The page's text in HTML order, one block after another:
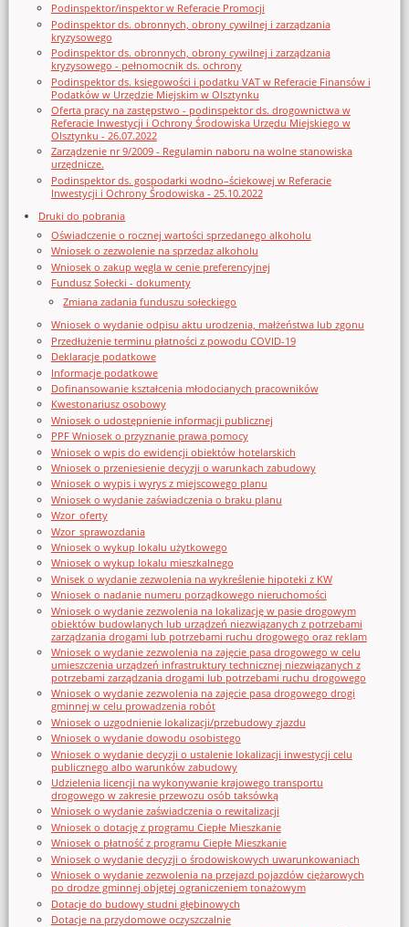
Podinspektor/inspektor w Referacie Promocji
Podinspektor ds. obronnych, obrony cywilnej i zarządzania
kryzysowego
Podinspektor ds. obronnych, obrony cywilnej i zarządzania
kryzysowego - pełnomocnik ds. ochrony
Podinspektor ds. księgowości i podatku VAT w Referacie Finansów i
Podatków w Urzędzie Miejskim w Olsztynku
Oferta pracy na zastępstwo - podinspektor ds. drogownictwa w
Referacie Inwestycji i Ochrony Środowiska Urzędu Miejskiego w
Olsztynku - 26.07.2022
Zarządzenie nr 9/2009 - Regulamin naboru na wolne stanowiska
urzędnicze.
Podinspektor ds. gospodarki wodno–ściekowej w Referacie
Inwestycji i Ochrony Środowiska - 25.10.2022
Druki do pobrania
Oświadczenie o rocznej wartości sprzedanego alkoholu
Wniosek o zezwolenie na sprzedaz alkoholu
Wniosek o zakup węgla w cenie preferencyjnej
Fundusz Sołecki - dokumenty
Zmiana zadania funduszu sołeckiego
Wniosek o wydanie odpisu aktu urodzenia, małżeństwa lub zgonu
Przedłużenie terminu płatności z powodu COVID-19
Deklaracje podatkowe
Informacje podatkowe
Dofinansowanie kształcenia młodocianych pracowników
Kwestonariusz osobowy
Wniosek o udostępnienie informacji publicznej
PPF Wniosek o przyznanie prawa pomocy
Wniosek o wpis do ewidencji obiektów hotelarskich
Wniosek o przeniesienie decyzji o warunkach zabudowy
Wniosek o wypis i wyrys z miejscowego planu
Wniosek o wydanie zaświadczenia o braku planu
Wzor_oferty
Wzor_sprawozdania
Wniosek o wykup lokalu użytkowego
Wniosek o wykup lokalu mieszkalnego
Wnisek o wydanie zezwolenia na wykreślenie hipoteki z KW
Wniosek o nadanie numeru porządkowego nieruchomości
Wniosek o wydanie zezwolenia na lokalizację w pasie drogowym
obiektów budowlanych lub urządzeń niezwiązanych z potrzebami
zarządzania drogami lub potrzebami ruchu drogowego oraz reklam
Wniosek o wydanie zezwolenia na zajęcie pasa drogowego w celu
umieszczenia urządzeń infrastruktury technicznej niezwiązanych z
potrzebami zarządzania drogami lub potrzebami ruchu drogowego
Wniosek o wydanie zezwolenia na zajęcie pasa drogowego drogi
gminnej w celu prowadzenia robót
Wniosek o uzgodnienie lokalizacji/przebudowy zjazdu
Wniosek o wydanie dowodu osobistego
Wniosek o wydanie decyzji o ustalenie lokalizacji inwestycji celu
publicznego albo warunków zabudowy
Udzielenia licencji na wykonywanie krajowego transportu
drogowego w zakresie przewozu osób taksówką
Wniosek o wydanie zaświadczenia o rewitalizacji
Wniosek o dotację z programu Ciepłe Mieszkanie
Wniosek o płatność z programu Ciepłe Mieszkanie
Wniosek o wydanie decyzji o środowiskowych uwarunkowaniach
Wniosek o wydanie zezwolenia na przejazd pojazdów ciężarowych
po drodze gminnej objętej ograniczeniem tonażowym
Dotacje do budowy studni głębinowych
Dotacje na przydomowe oczyszczalnie